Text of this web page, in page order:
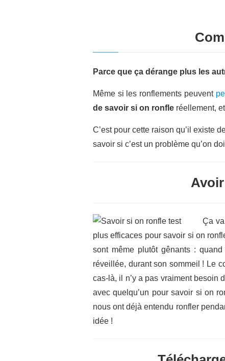
Parce que ça dérange plus les
Même si les ronflements peuvent
de savoir si on ronfle réellement,
C’est pour cette raison qu’il existe
savoir si c’est un problème qu’on
Ça
plus efficaces pour savoir si on
sont même plutôt gênants :
réveillée, durant son sommeil ! Le
cas-là, il n’y a pas vraiment besoin
avec quelqu’un pour savoir si on
nous ont déjà entendu ronfler
idée !